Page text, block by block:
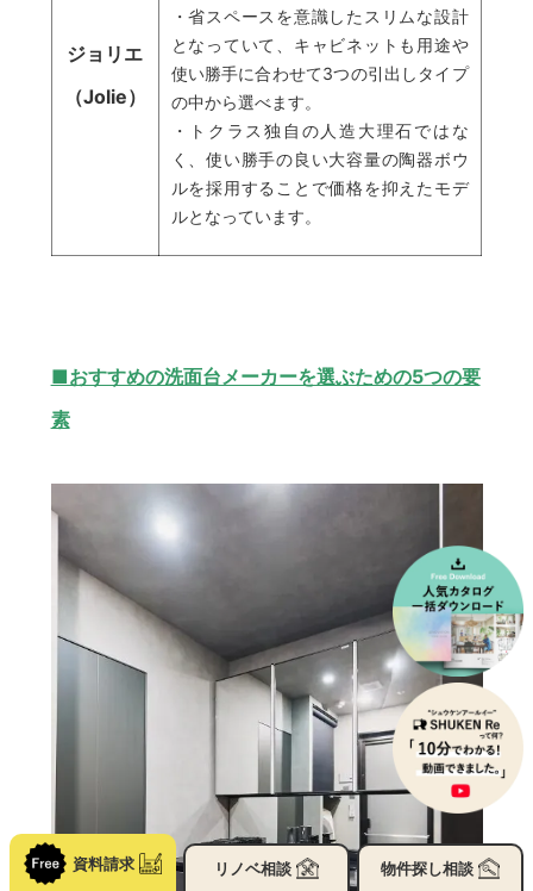
ジョリエ
（Jolie）
・省スペースを意識したスリムな設計
となっていて、キャビネットも用途や
使い勝手に合わせて3つの引出しタイプ
の中から選べます。
・トクラス独自の人造大理石ではな
く、使い勝手の良い大容量の陶器ボウ
ルを採用することで価格を抑えたモデ
ルとなっています。
■おすすめの洗面台メーカーを選ぶための5つの要
素
資料請求 リノベ相談 物件探し相談